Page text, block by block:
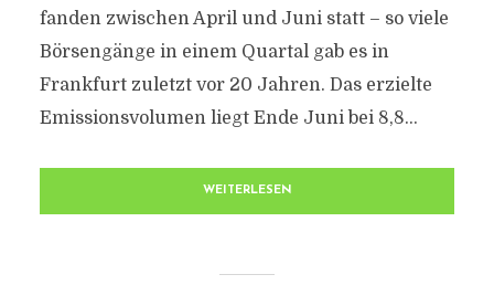
fanden zwischen April und Juni statt – so viele
Börsengänge in einem Quartal gab es in
Frankfurt zuletzt vor 20 Jahren. Das erzielte
Emissionsvolumen liegt Ende Juni bei 8,8...
WEITERLESEN